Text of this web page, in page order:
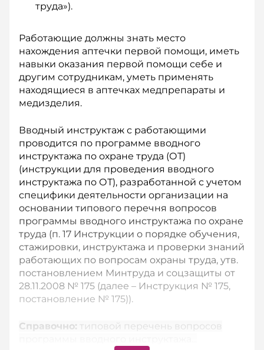
труда»).
Работающие должны знать место
нахождения аптечки первой помощи, иметь
навыки оказания первой помощи себе и
другим сотрудникам, уметь применять
находящиеся в аптечках медпрепараты и
медизделия.
Вводный инструктаж с работающими
проводится по программе вводного
инструктажа по охране труда (ОТ)
(инструкции для проведения вводного
инструктажа по ОТ), разработанной с учетом
специфики деятельности организации на
основании типового перечня вопросов
программы вводного инструктажа по охране
труда (п. 17 Инструкции о порядке обучения,
стажировки, инструктажа и проверки знаний
работающих по вопросам охраны труда, утв.
постановлением Минтруда и соцзащиты от
28.11.2008 № 175 (далее – Инструкция № 175,
постановление № 175)).
Справочно: типовой перечень вопросов